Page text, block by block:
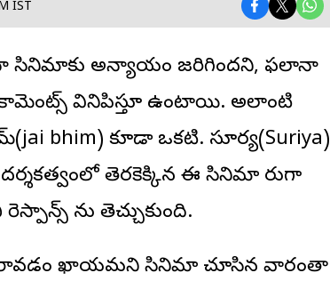
IST
సినిమాకు అన్యాయం జ‌రిగింద‌ని, ఫ‌లానా
వినిపిస్తూనే ఉంటాయి. అలాంటి
bhim) కూడా ఒక‌టి. సూర్య(Suriya)
తెర‌కెక్కిన ఈ సినిమా నేరుగా
ను తెచ్చుకుంది.
రావ‌డం ఖాయ‌మ‌ని సినిమా చూసిన వారంతా